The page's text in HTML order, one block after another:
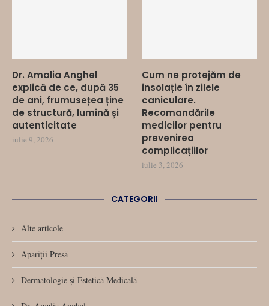
Dr. Amalia Anghel
explică de ce, după 35
de ani, frumusețea ține
de structură, lumină și
autenticitate
iulie 9, 2026
Cum ne protejăm de
insolație în zilele
caniculare.
Recomandările
medicilor pentru
prevenirea
complicațiilor
iulie 3, 2026
CATEGORII
Alte articole
Apariții Presă
Dermatologie și Estetică Medicală